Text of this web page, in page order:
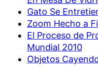
Gato Se
Zoom Hecho a
El Proceso de
Mundial 2010
Objetos